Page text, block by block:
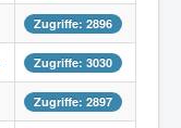
Zugriffe: 2896
Zugriffe: 3030
Zugriffe: 2897